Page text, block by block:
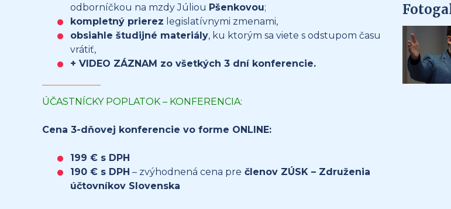
odborníčkou na mzdy Júliou Pšenkovou;
kompletný prierez legislatívnymi zmenami,
obsiahle študijné materiály, ku ktorým sa viete s odstupom času
vrátiť,
+ VIDEO ZÁZNAM zo všetkých 3 dní konferencie.
ÚČASTNÍCKY POPLATOK – KONFERENCIA:
Cena 3-dňovej konferencie vo forme ONLINE:
199 € s DPH
190 € s DPH – zvýhodnená cena pre členov ZÚSK – Združenia
účtovníkov Slovenska